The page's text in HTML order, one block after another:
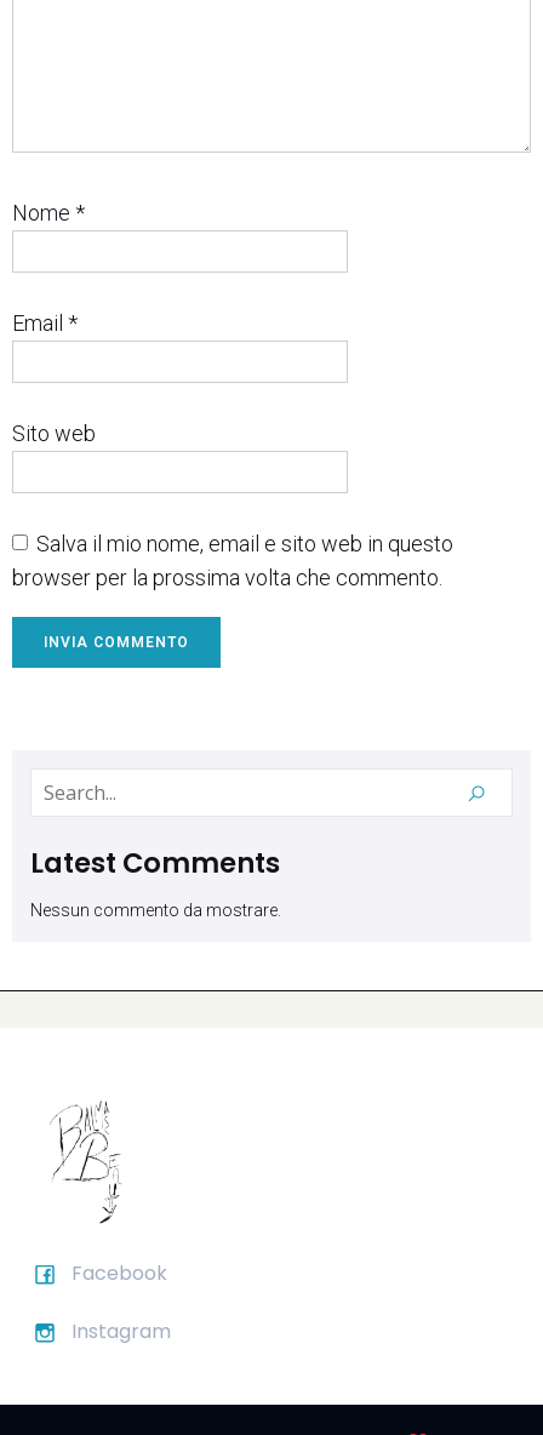
Nome *
Email *
Sito web
Salva il mio nome, email e sito web in questo
browser per la prossima volta che commento.
Latest Comments
Nessun commento da mostrare.
Facebook
Instagram